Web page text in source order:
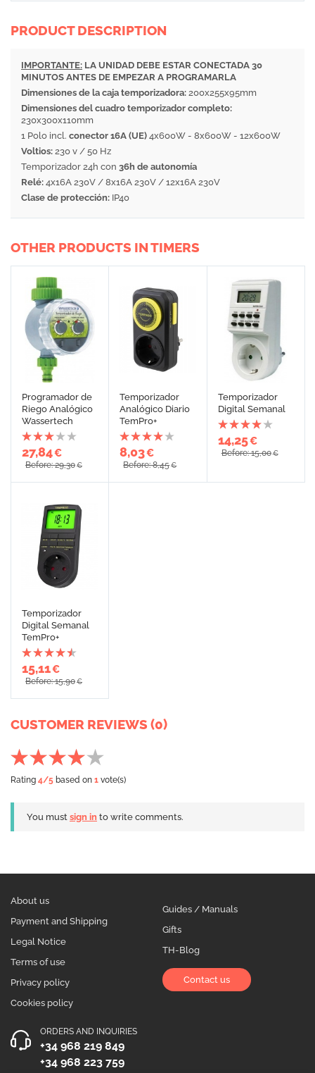
PRODUCT DESCRIPTION
IMPORTANTE: LA UNIDAD DEBE ESTAR CONECTADA 30
MINUTOS ANTES DE EMPEZAR A PROGRAMARLA
Dimensiones de la caja temporizadora: 200x255x95mm
Dimensiones del cuadro temporizador completo:
230x300x110mm
1 Polo incl. conector 16A (UE) 4x600W - 8x600W - 12x600W
Voltios: 230 v / 50 Hz
Temporizador 24h con 36h de autonomía
Relé: 4x16A 230V / 8x16A 230V / 12x16A 230V
Clase de protección: IP40
OTHER PRODUCTS IN TIMERS
Programador de
Riego Analógico
Wassertech
27,84€
Before: 29,30€
Temporizador
Analógico Diario
TemPro+
8,03€
Before: 8,45€
Temporizador
Digital Semanal
14,25€
Before: 15,00€
Temporizador
Digital Semanal
TemPro+
15,11€
Before: 15,90€
CUSTOMER REVIEWS (0)
Rating 4/5 based on 1 vote(s)
You must sign in to write comments.
About us
Payment and Shipping
Legal Notice
Terms of use
Privacy policy
Cookies policy
Guides / Manuals
Gifts
TH-Blog
Contact us
ORDERS AND INQUIRIES
+34 968 219 849
+34 968 223 759